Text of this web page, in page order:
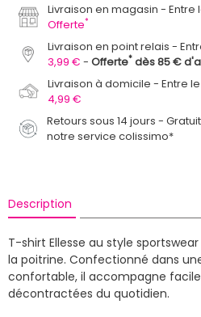
Livraison en magasin
Entre
Offerte*
Livraison en point relais
3,99 €
Offerte* dès 85 €
Livraison à domicile
Entre
4,99 €
Retours sous 14 jours -
notre service colissimo*
Description
T-shirt Ellesse au style
la poitrine. Confectionné dans
confortable, il accompagne
décontractées du quotidien.